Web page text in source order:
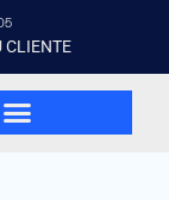
CLIENTE